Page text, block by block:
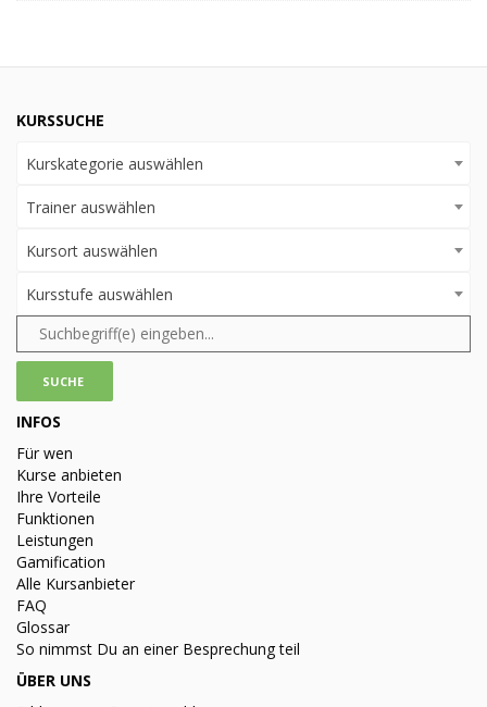
KURSSUCHE
Kurskategorie auswählen
Trainer auswählen
Kursort auswählen
Kursstufe auswählen
INFOS
Für wen
Kurse anbieten
Ihre Vorteile
Funktionen
Leistungen
Gamification
Alle Kursanbieter
FAQ
Glossar
So nimmst Du an einer Besprechung teil
ÜBER UNS